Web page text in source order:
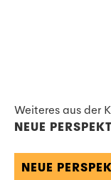
Weiteres aus der
NEUE
NEUE